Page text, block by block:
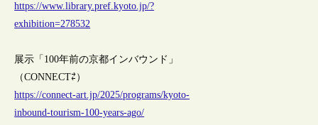
https://www.library.pref.kyoto.jp/?
exhibition=278532
展示「100年前の京都インバウンド」
（CONNECT⇄）
https://connect-art.jp/2025/programs/kyoto-
inbound-tourism-100-years-ago/